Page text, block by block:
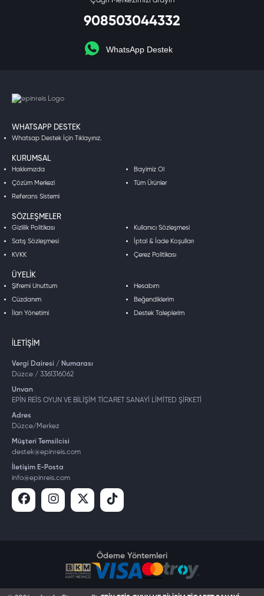
908503044332
WhatsApp Destek
WHATSAPP DESTEK
Whatsap Destek İçin Tıklayınız.
KURUMSAL
Hakkımızda Bayimiz Ol
Çözüm Merkezi Tüm Ürünler
Referans Sistemi
SÖZLEŞMELER
Gizlilik Politikası Kullanıcı Sözleşmesi
Satış Sözleşmesi İptal & İade Koşulları
KVKK Çerez Politikası
ÜYELIK
Şifremi Unuttum Hesabım
Cüzdanım Beğendiklerim
İlan Yönetimi Destek Taleplerim
İLETIŞIM
Vergi Dairesi / Numarası
Düzce / 3361316062
Unvan
EPİN REİS OYUN VE BİLİŞİM TİCARET SANAYİ LİMİTED ŞİRKETİ
Adres
Düzce/Merkez
Müşteri Temsilcisi
destek@epinreis.com
İletişim E-Posta
info@epinreis.com
Ödeme Yöntemleri